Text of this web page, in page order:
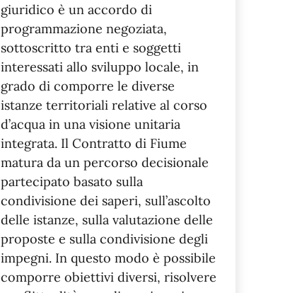
giuridico è un accordo di
programmazione negoziata,
sottoscritto tra enti e soggetti
interessati allo sviluppo locale, in
grado di comporre le diverse
istanze territoriali relative al corso
d’acqua in una visione unitaria
integrata. Il Contratto di Fiume
matura da un percorso decisionale
partecipato basato sulla
condivisione dei saperi, sull’ascolto
delle istanze, sulla valutazione delle
proposte e sulla condivisione degli
impegni. In questo modo è possibile
comporre obiettivi diversi, risolvere